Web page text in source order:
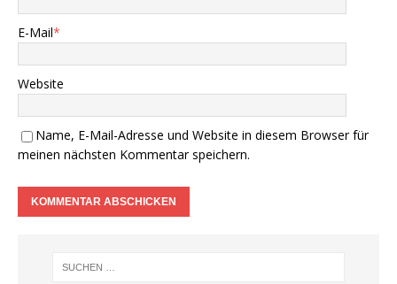
E-Mail*
Website
Name, E-Mail-Adresse und Website in diesem Browser für
meinen nächsten Kommentar speichern.